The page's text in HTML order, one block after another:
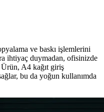
ve baskı işlemlerini
ihtiyaç duymadan, ofisinizde
A4 kağıt giriş
bu da yoğun kullanımda